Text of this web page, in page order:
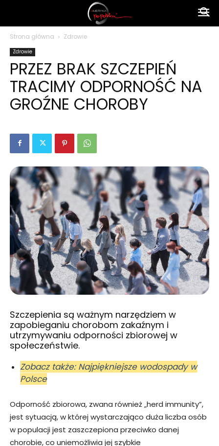
polsku
Strona główna Zdrowie
Zdrowie
PRZEZ BRAK SZCZEPIEŃ
TRACIMY ODPORNOŚĆ NA
GROŹNE CHOROBY
Szczepienia są ważnym narzędziem w
zapobieganiu chorobom zakaźnym i
utrzymywaniu odporności zbiorowej w
społeczeństwie.
Zobacz także: Najpiękniejsze wodospady w
Polsce
Odporność zbiorowa, zwana również „herd immunity”,
jest sytuacją, w której wystarczająco duża liczba osób
w populacji jest zaszczepiona przeciwko danej
chorobie, co uniemożliwia jej szybkie